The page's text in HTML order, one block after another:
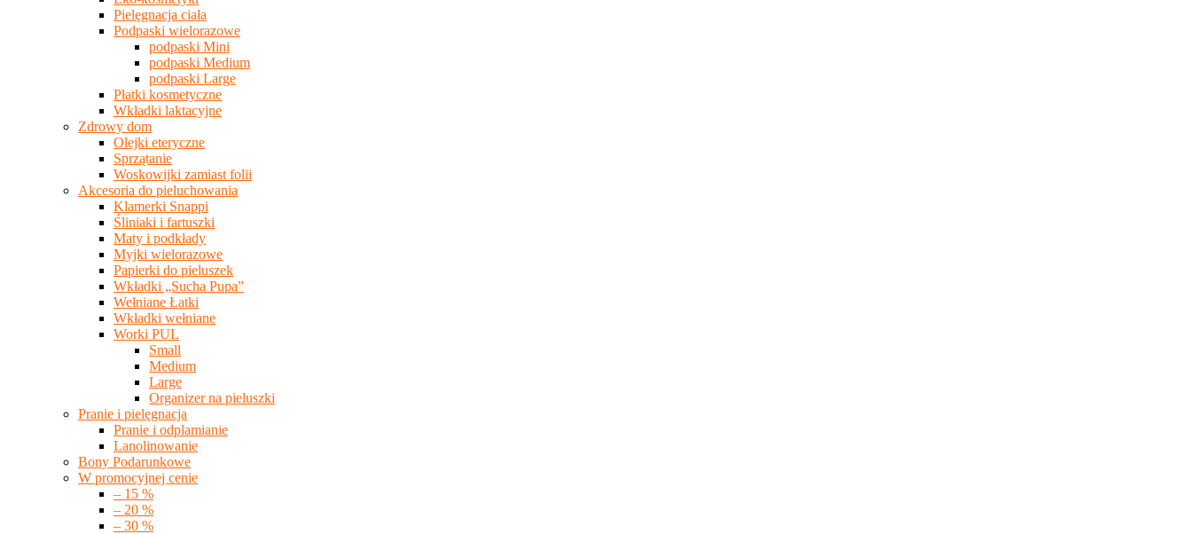
Pielęgnacja ciała
Podpaski wielorazowe
podpaski Mini
podpaski Medium
podpaski Large
Płatki kosmetyczne
Wkładki laktacyjne
Zdrowy dom
Olejki eteryczne
Sprzątanie
Woskowijki zamiast folii
Akcesoria do pieluchowania
Klamerki Snappi
Śliniaki i fartuszki
Maty i podkłady
Myjki wielorazowe
Papierki do pieluszek
Wkładki „Sucha Pupa”
Wełniane Łatki
Wkładki wełniane
Worki PUL
Small
Medium
Large
Organizer na pieluszki
Pranie i pielęgnacja
Pranie i odplamianie
Lanolinowanie
Bony Podarunkowe
W promocyjnej cenie
– 15 %
– 20 %
– 30 %